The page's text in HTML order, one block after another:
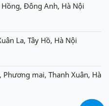
Hồng, Đông Anh, Hà Nội
La, Tây Hồ, Hà Nội
Phương mai, Thanh Xuân, Hà